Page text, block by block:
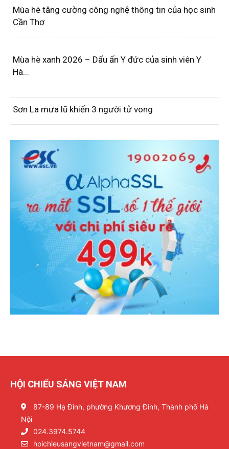
Mùa hè tăng cường công nghệ thông tin của học sinh
Cần Thơ
Mùa hè xanh 2026 – Dấu ấn Y đức của sinh viên Y
Hà...
Sơn La mưa lũ khiến 3 người tử vong
HỘI CHIẾU SÁNG VIỆT NAM
87-89 Hạ Đình, phường Khương Đình, Thành phố Hà
Nội
024.3974.5744
hoichieusangvietnam@gmail.com